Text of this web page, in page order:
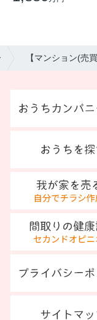
【マンション(売